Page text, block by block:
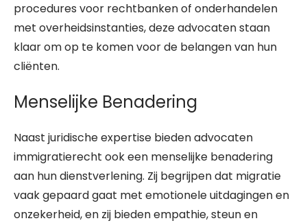
procedures voor rechtbanken of onderhandelen
met overheidsinstanties, deze advocaten staan
klaar om op te komen voor de belangen van hun
cliënten.
Menselijke Benadering
Naast juridische expertise bieden advocaten
immigratierecht ook een menselijke benadering
aan hun dienstverlening. Zij begrijpen dat migratie
vaak gepaard gaat met emotionele uitdagingen en
onzekerheid, en zij bieden empathie, steun en